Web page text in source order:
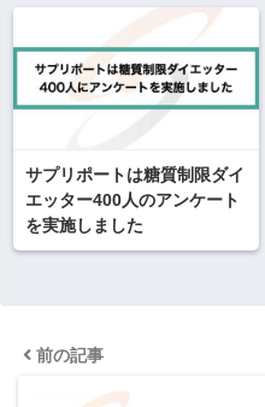
サプリポートは糖質制限ダイ
エッター400人のアンケート
を実施しました
前の記事